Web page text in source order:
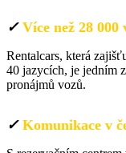
✓ Více než 28 000
Rentalcars, která
40 jazycích, je jedním
pronájmů vozů.
✓ Komunikace v